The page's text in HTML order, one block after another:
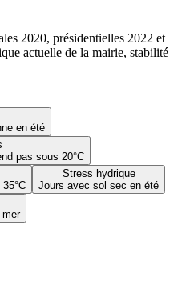
en été
pas sous 20°C
Stress hydrique
Jours avec sol sec en été
mer
2020, présidentielles 2022 et
actuelle de la mairie, stabilité